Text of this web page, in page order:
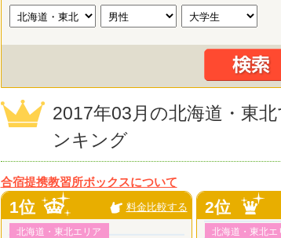
2017年03月の北海道・東
ンキング
合宿提携教習所ボックスについて
1位 料金比較する
北海道・東北エリア
2位
北海道・東北エ